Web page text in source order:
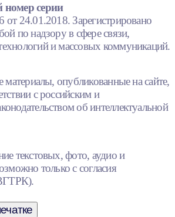
номер серии
24.01.2018. Зарегистрировано
по надзору в сфере связи,
и массовых коммуникаций.
опубликованные на сайте,
с российским и
об интеллектуальной
текстовых, фото, аудио и
только с согласия